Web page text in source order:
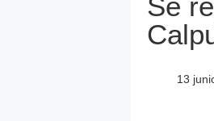
13